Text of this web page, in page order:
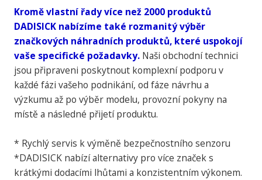
Kromě vlastní řady více než 2000 produktů
DADISICK nabízíme také rozmanitý výběr
značkových náhradních produktů, které uspokojí
vaše specifické požadavky. Naši obchodní technici
jsou připraveni poskytnout komplexní podporu v
každé fázi vašeho podnikání, od fáze návrhu a
výzkumu až po výběr modelu, provozní pokyny na
místě a následné přijetí produktu.
* Rychlý servis k výměně bezpečnostního senzoru
*DADISICK nabízí alternativy pro více značek s
krátkými dodacími lhůtami a konzistentním výkonem.